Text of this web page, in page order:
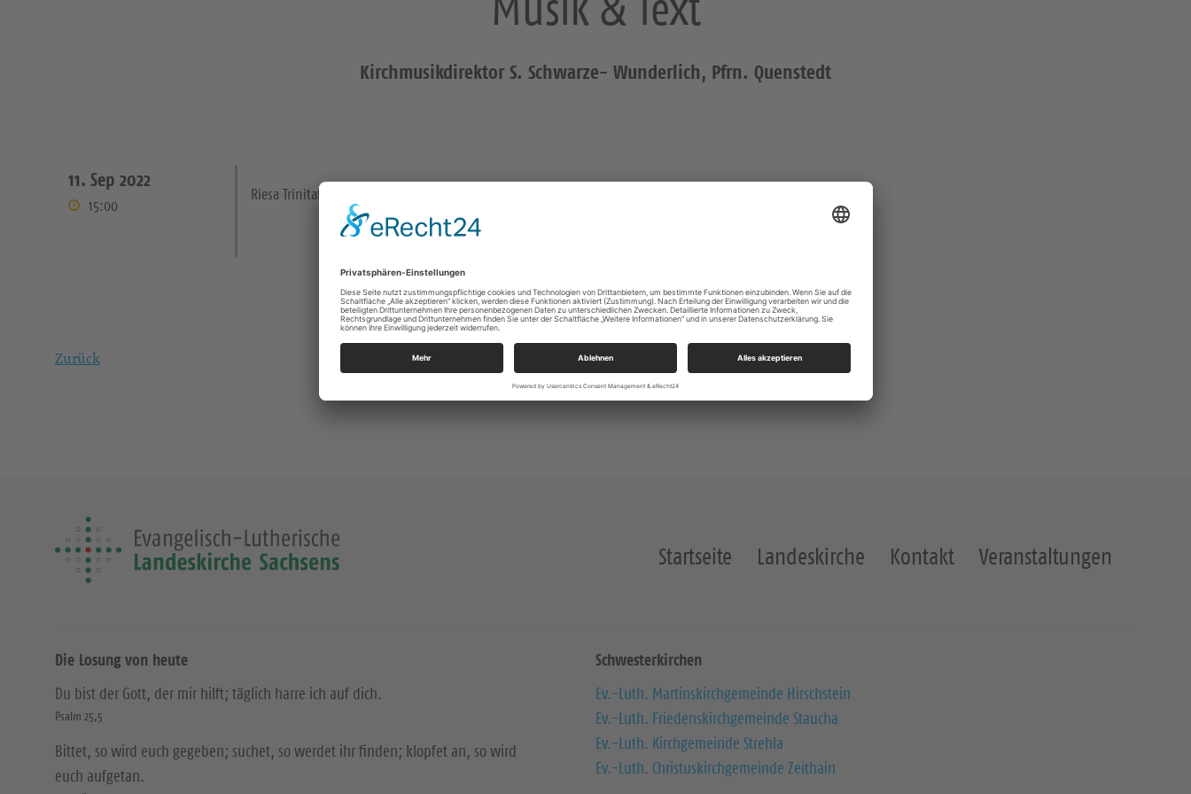
Kirchmusikdirektor S. Schwarze- Wunderlich, Pfrn. Quenstedt
11. Sep 2022
15:00
Riesa Trinitatiskirche
Zurück
Startseite Landeskirche Kontakt Veranstaltungen
Die Losung von heute
Du bist der Gott, der mir hilft; täglich harre ich auf dich.
Psalm 25,5
Bittet, so wird euch gegeben; suchet, so werdet ihr finden; klopfet an, so wird
euch aufgetan.
Schwesterkirchen
Ev.-Luth. Martinskirchgemeinde Hirschstein
Ev.-Luth. Friedenskirchgemeinde Staucha
Ev.-Luth. Kirchgemeinde Strehla
Ev.-Luth. Christuskirchgemeinde Zeithain